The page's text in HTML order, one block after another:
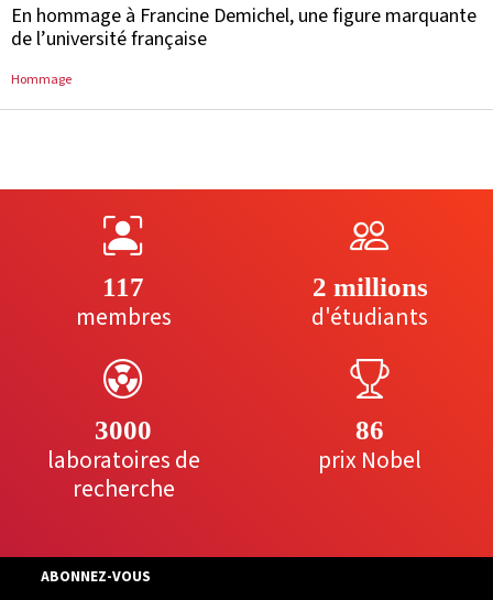
En hommage à Francine Demichel, une figure marquante
de l’université française
Hommage
117
membres
2 millions
d'étudiants
3000
laboratoires de
recherche
86
prix Nobel
ABONNEZ-VOUS